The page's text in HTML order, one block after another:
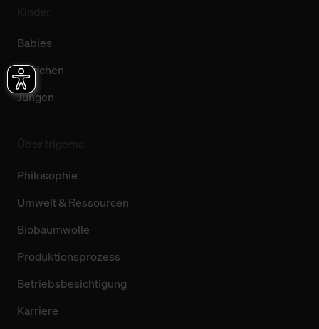
Babies
Mädchen
Jungen
Philosophie
Umwelt & Ressourcen
Biobaumwolle
Produktionsprozess
Betriebsbesichtigung
Karriere